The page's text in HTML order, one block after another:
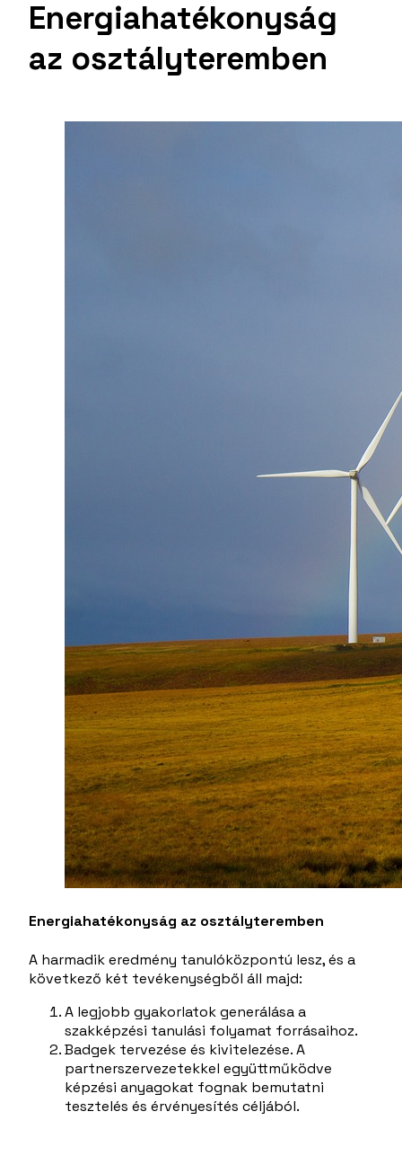
Energiahatékonyság
az osztályteremben
Energiahatékonyság az osztályteremben
A harmadik eredmény tanulóközpontú lesz, és a
következő két tevékenységből áll majd:
A legjobb gyakorlatok generálása a
szakképzési tanulási folyamat forrásaihoz.
Badgek tervezése és kivitelezése. A
partnerszervezetekkel együttműködve
képzési anyagokat fognak bemutatni
tesztelés és érvényesítés céljából.